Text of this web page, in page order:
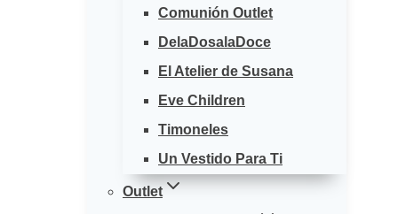
Comunión Outlet
DelaDosalaDoce
El Atelier de Susana
Eve Children
Timoneles
Un Vestido Para Ti
Outlet